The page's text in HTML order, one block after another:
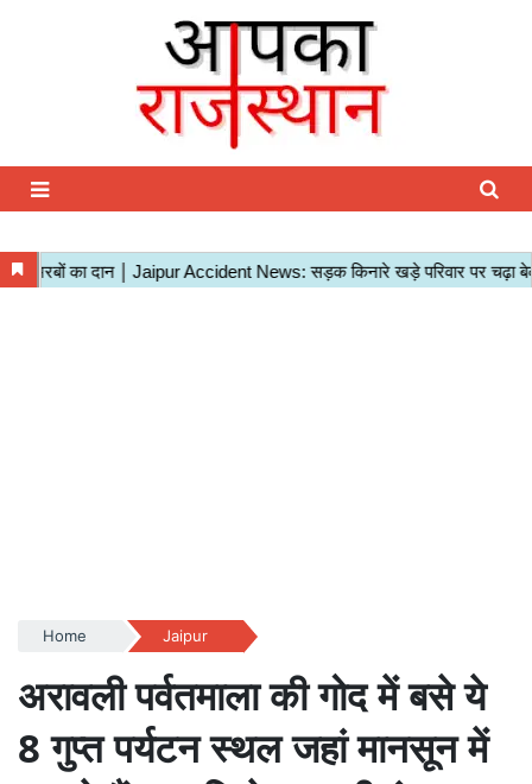
Home Jaipur
अरावली पर्वतमाला की गोद में बसे ये
8 गुप्त पर्यटन स्थल जहां मानसून में